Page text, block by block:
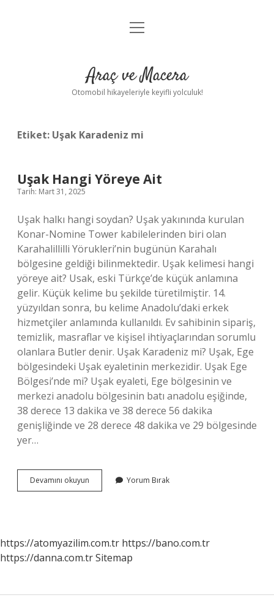
Anasayfa
Yasal Uyarı
menüyü
Araç ve Macera
Otomobil hikayeleriyle keyifli yolculuk!
Etiket: Uşak Karadeniz mi
Uşak Hangi Yöreye Ait
Tarih: Mart 31, 2025
Uşak halkı hangi soydan? Uşak yakınında kurulan
Konar-Nomine Tower kabilelerinden biri olan
Karahalillilli Yörukleri’nin bugünün Karahalı
bölgesine geldiği bilinmektedir. Uşak kelimesi hangi
yöreye ait? Usak, eski Türkçe’de küçük anlamına
gelir. Küçük kelime bu şekilde türetilmiştir. 14.
yüzyıldan sonra, bu kelime Anadolu’daki erkek
hizmetçiler anlamında kullanıldı. Ev sahibinin sipariş,
temizlik, masraflar ve kişisel ihtiyaçlarından sorumlu
olanlara Butler denir. Uşak Karadeniz mi? Uşak, Ege
bölgesindeki Uşak eyaletinin merkezidir. Uşak Ege
Bölgesi’nde mi? Uşak eyaleti, Ege bölgesinin ve
merkezi anadolu bölgesinin batı anadolu eşiğinde,
38 derece 13 dakika ve 38 derece 56 dakika
genişliğinde ve 28 derece 48 dakika ve 29 bölgesinde
yer…
Devamını okuyun
Hangi
Yorum Bırak
https://atomyazilim.com.tr https://bano.com.tr
https://danna.com.trSitemap